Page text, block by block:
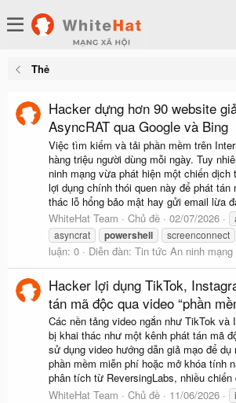
Thẻ
Hacker dựng hơn 90 website
AsyncRAT qua Google và Bing
Việc tìm kiếm và tải phần mềm trên
hàng triệu người dùng mỗi ngày. Tuy
ninh mạng vừa phát hiện một chiến dịch
lợi dụng chính thói quen này để phát
thác lỗ hổng bảo mật hay gửi email lừa
WhiteHat Team
Chủ đề 02/07/2026
asyncrat
powershell screenconnect
luận: 0
Diễn đàn: Tin tức An ninh mạng
Hacker lợi dụng TikTok,
tán mã độc qua video “phần
Các nền tảng video ngắn như TikTok và
bị khai thác như một kênh phát tán mã
sử dụng video hướng dẫn giả mạo để
phần mềm miễn phí hoặc mở khóa tính
phân tích từ ReversingLabs, nhiều
WhiteHat Team
Chủ đề 11/06/2026